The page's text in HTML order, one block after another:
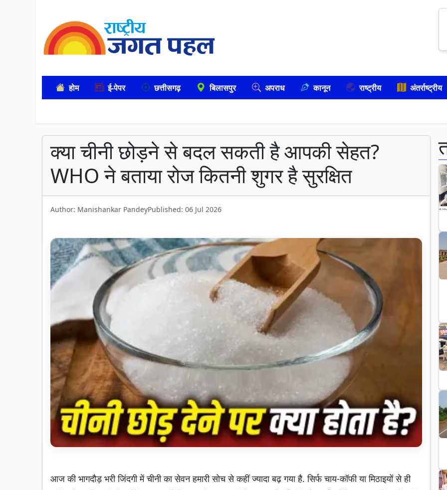
होम ई-पेपर छत्तीसगढ़ बिलासपुर अपराध कानून राष्ट्रीय अंतर्राष्ट्रीय
क्या चीनी छोड़ने से बदल सकती है आपकी सेहत?
WHO ने बताया रोज कितनी शुगर है सुरक्षित
Author: Manishankar PandeyPublished: 06 Jul 2026
आज की भागदौड़ भरी जिंदगी में चीनी का सेवन हमारी सोच से कहीं ज्यादा बढ़ गया है. सिर्फ चाय-कॉफी या मिठाइयों से ही